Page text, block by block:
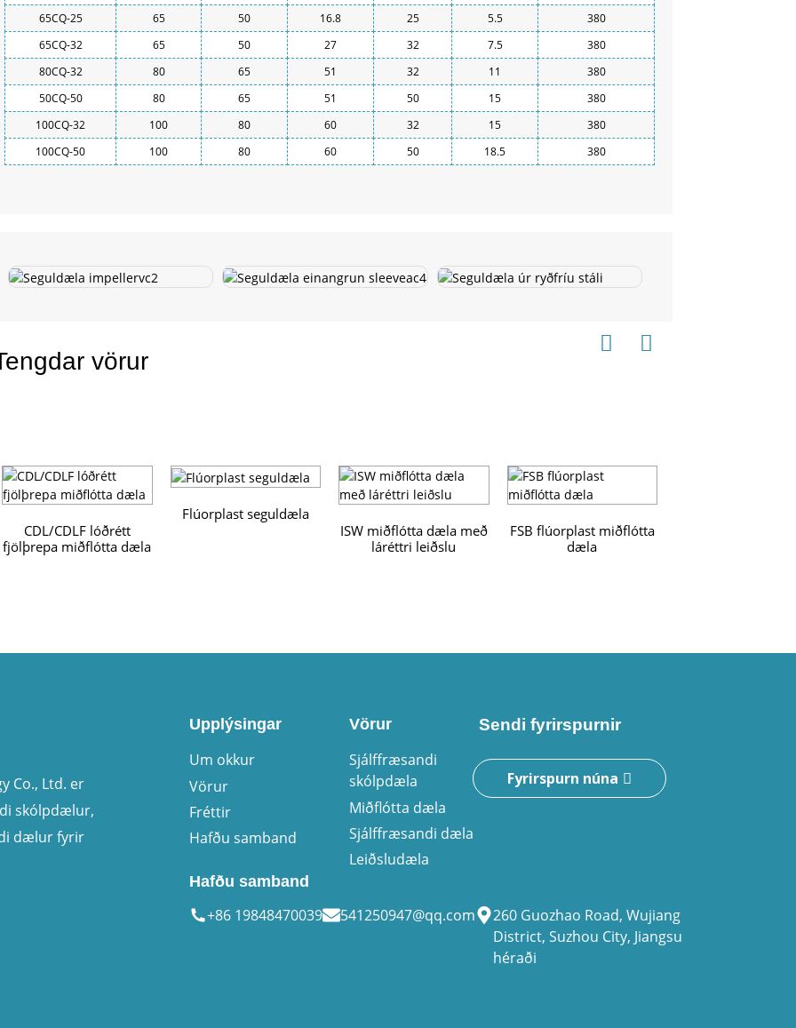
65CQ-25
65 50 16.8 25 5.5
380
65CQ-32
65 50 27 32 7.5
380
80CQ-32
80 65 51 32 11
380
50CQ-50
80 65 51 50 15
380
100CQ-32
100 80 60 32 15
380
100CQ-50
100 80 60 50 18.5 380
vörur
CDL/CDLF lóðrétt
fjölþrepa miðflótta dæla
Flúorplast seguldæla
ISW miðflótta dæla með
láréttri leiðslu
FSB flúorplast miðflótta
dæla
Co., Ltd. er
skólpdælur,
dælur fyrir
Upplýsingar
Um okkur
Vörur
Fréttir
Hafðu samband
Vörur
Sjálffræsandi
skólpdæla
Miðflótta dæla
Sjálffræsandi dæla
Leiðsludæla
Sendi fyrirspurnir
Fyrirspurn núna
Hafðu samband
+86 19848470039 541250947@qq.com
260 Guozhao Road, Wujiang
District, Suzhou City, Jiangsu
héraði